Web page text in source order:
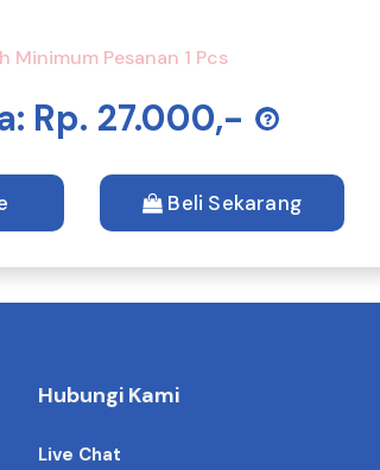
Minimum Pesanan 1 Pcs
Rp. 27.000,-
Beli Sekarang
Hubungi Kami
Live Chat